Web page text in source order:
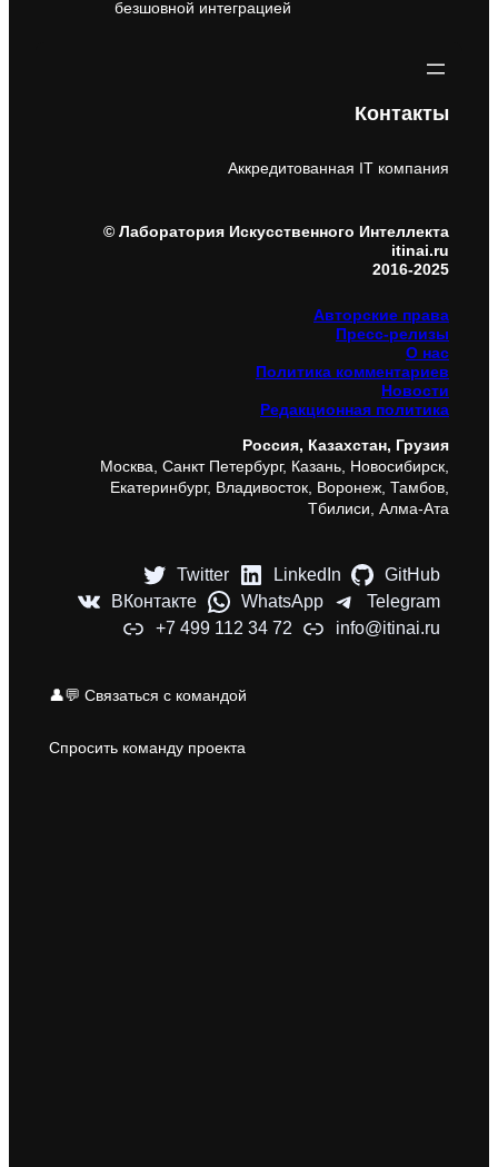
безшовной интеграцией
Контакты
Аккредитованная IT компания
© Лаборатория Искусственного Интеллекта
itinai.ru
2016-2025
Авторские права
Пресс-релизы
О нас
Политика комментариев
Новости
Редакционная политика
Россия, Казахстан, Грузия
Москва, Санкт Петербург, Казань, Новосибирск,
Екатеринбург, Владивосток, Воронеж, Тамбов,
Тбилиси, Алма-Ата
Twitter LinkedIn
GitHub
ВКонтакте
WhatsApp
Telegram
+7 499 112 34 72
info@itinai.ru
👤💬 Связаться с командой
Спросить команду проекта